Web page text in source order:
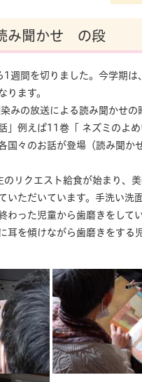
み聞かせ の段
週間を切りました。今学期は
ります。
みの放送による読み聞かせの
」例えば11巻「 ネズミのよ
国々のお話が登場（読み聞か
リクエスト給食が始まり、
いただいています。手洗い洗
わった児童から歯磨きをして
耳を傾けながら歯磨きをする